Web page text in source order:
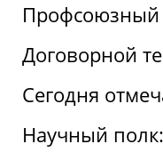
Профсоюзный
Договорной
Сегодня
Научный